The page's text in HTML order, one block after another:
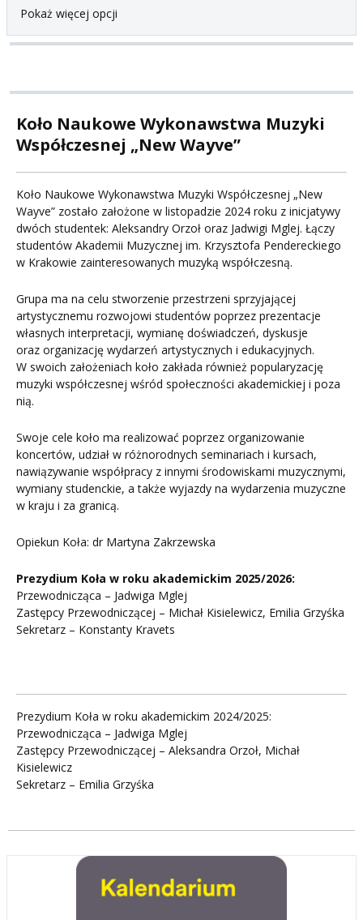
Pokaż więcej opcji
Koło Naukowe Wykonawstwa Muzyki
Współczesnej „New Wayve”
Koło Naukowe Wykonawstwa Muzyki Współczesnej „New
Wayve” zostało założone w listopadzie 2024 roku z inicjatywy
dwóch studentek: Aleksandry Orzoł oraz Jadwigi Mglej. Łączy
studentów Akademii Muzycznej im. Krzysztofa Pendereckiego
w Krakowie zainteresowanych muzyką współczesną.
Grupa ma na celu stworzenie przestrzeni sprzyjającej
artystycznemu rozwojowi studentów poprzez prezentacje
własnych interpretacji, wymianę doświadczeń, dyskusje
oraz organizację wydarzeń artystycznych i edukacyjnych.
W swoich założeniach koło zakłada również popularyzację
muzyki współczesnej wśród społeczności akademickiej i poza
nią.
Swoje cele koło ma realizować poprzez organizowanie
koncertów, udział w różnorodnych seminariach i kursach,
nawiązywanie współpracy z innymi środowiskami muzycznymi,
wymiany studenckie, a także wyjazdy na wydarzenia muzyczne
w kraju i za granicą.
Opiekun Koła: dr Martyna Zakrzewska
Prezydium Koła w roku akademickim 2025/2026:
Przewodnicząca – Jadwiga Mglej
Zastępcy Przewodniczącej – Michał Kisielewicz, Emilia Grzyśka
Sekretarz – Konstanty Kravets
Prezydium Koła w roku akademickim 2024/2025:
Przewodnicząca – Jadwiga Mglej
Zastępcy Przewodniczącej – Aleksandra Orzoł, Michał
Kisielewicz
Sekretarz – Emilia Grzyśka